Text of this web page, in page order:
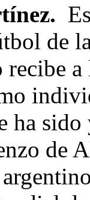
de
recibe
ha
de